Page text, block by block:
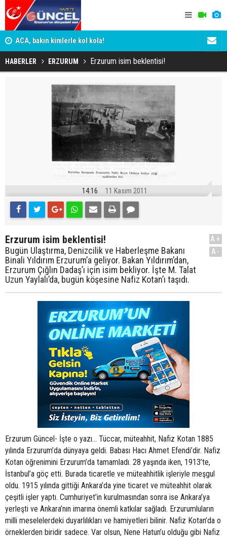
ACA, bakın kimlerle kol kola!
HABERLER ERZURUM Erzurum isim beklentisi!
14:16 11 Kasım 2011
Erzurum isim beklentisi!
Bugün Ulaştırma, Denizcilik ve Haberleşme Bakanı
Binali Yıldırım Erzurum’a geliyor. Bakan Yıldırım’dan,
Erzurum Çığlın Dadaş’ı için isim bekliyor. İşte M. Talat
Uzun Yaylalı’da, bugün köşesine Nafiz Kotan’ı taşıdı.
A+
A-
Erzurum Güncel- İşte o yazı... Tüccar, müteahhit, Nafiz Kotan 1885
yılında Erzurum’da dünyaya geldi. Babası Hacı Ahmet Efendi’dir. Nafiz
Kotan öğrenimini Erzurum’da tamamladı. 28 yaşında iken, 1913’te,
İstanbul’a göç etti. Burada ticaretle ve müteahhitlik işleriyle meşgul
oldu. 1915 yılında gittiği Ankara’da yine ticaret ve müteahhit olarak
çeşitli işler yaptı. Cumhuriyet’in kurulmasından sonra ise Ankara’ya
yerleşti ve Ankara’nın imarına önemli katkılar sağladı. Erzurumluların
milli meselelerdeki duyarlılıkları ve hamiyetleri bilinir. Nafiz Kotan’da o
örneklerden biridir sadece. Var olsun, Nene Hatun’u olduğu gibi Nafiz